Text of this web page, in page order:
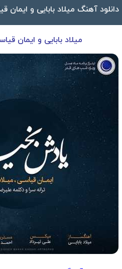
دانلود آهنگ میلاد بابایی و ایمان
میلاد بابایی و ایمان